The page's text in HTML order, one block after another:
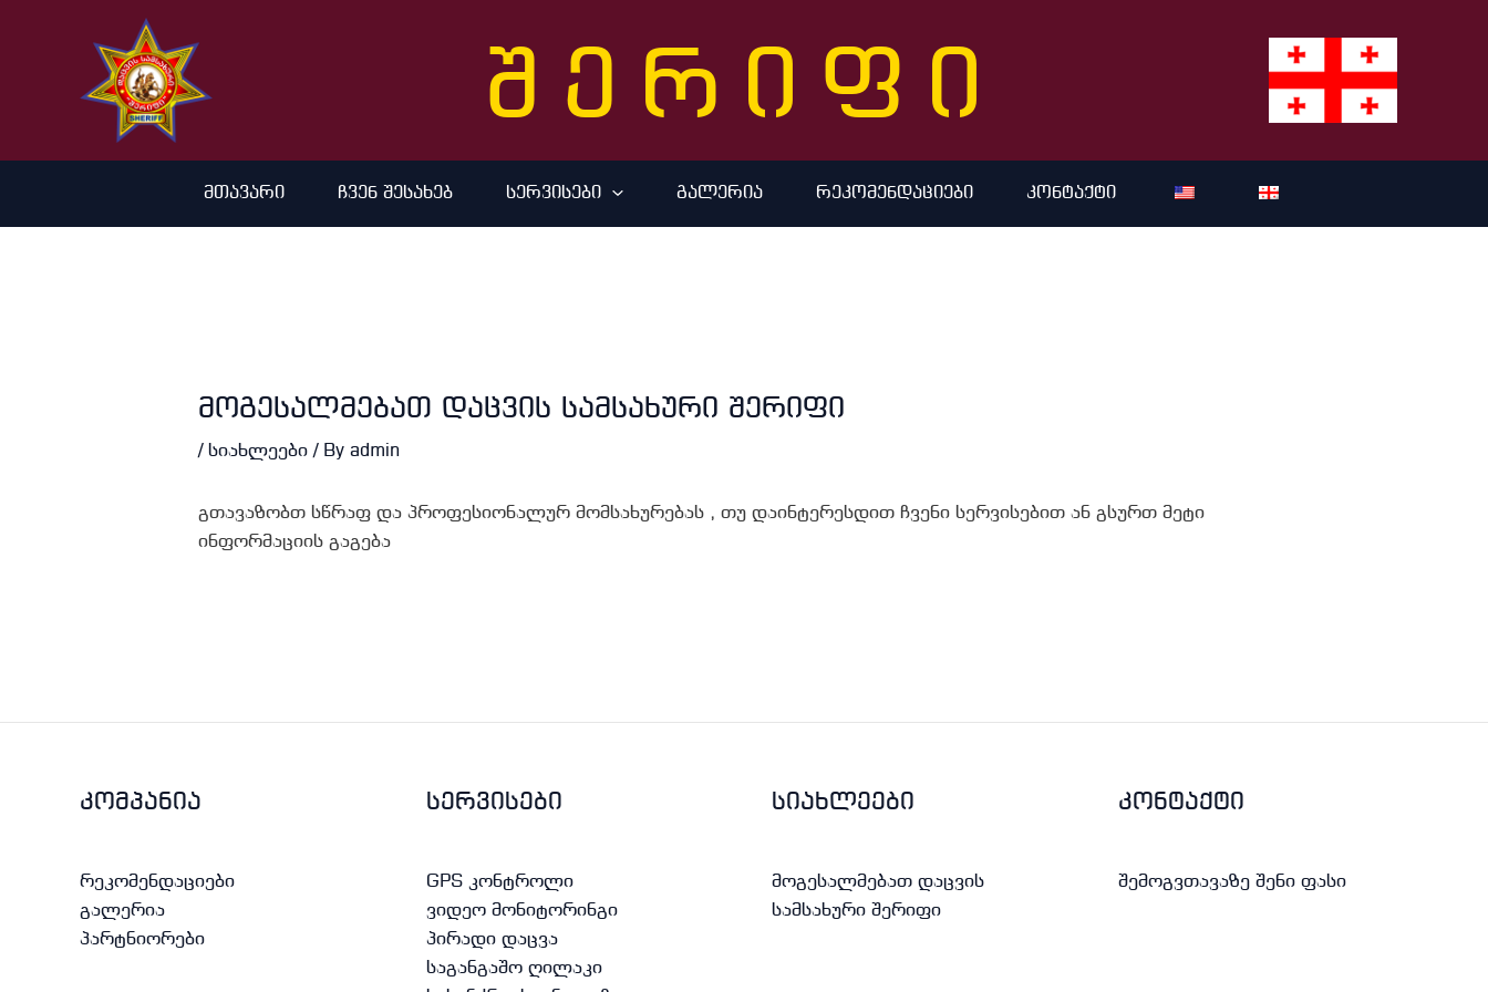
შერიფი
მთავარი ჩვენ შესახებ სერვისები გალერია რეკომენდაციები კონტაქტი
მოგესალმებათ დაცვის სამსახური შერიფი
/ სიახლეები/ By admin
გთავაზობთ სწრაფ და პროფესიონალურ მომსახურებას , თუ დაინტერესდით ჩვენი სერვისებით ან გსურთ მეტი
ინფორმაციის გაგება
კომპანია
რეკომენდაციები
გალერია
პარტნიორები
სერვისები
GPS კონტროლი
ვიდეო მონიტორინგი
პირადი დაცვა
საგანგაშო ღილაკი
სიახლეები
მოგესალმებათ დაცვის
სამსახური შერიფი
კონტაქტი
შემოგვთავაზე შენი ფასი